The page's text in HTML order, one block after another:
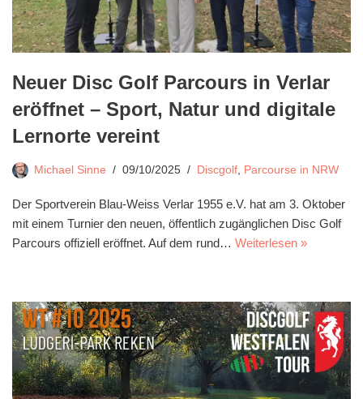
Neuer Disc Golf Parcours in Verlar
eröffnet – Sport, Natur und digitale
Lernorte vereint
Michael Sinne 09/10/2025 Discgolf Parcourse in NRW
Der Sportverein Blau-Weiss Verlar 1955 e.V. hat am 3. Oktober
mit einem Turnier den neuen, öffentlich zugänglichen Disc Golf
Parcours offiziell eröffnet. Auf dem rund… Weiterlesen »